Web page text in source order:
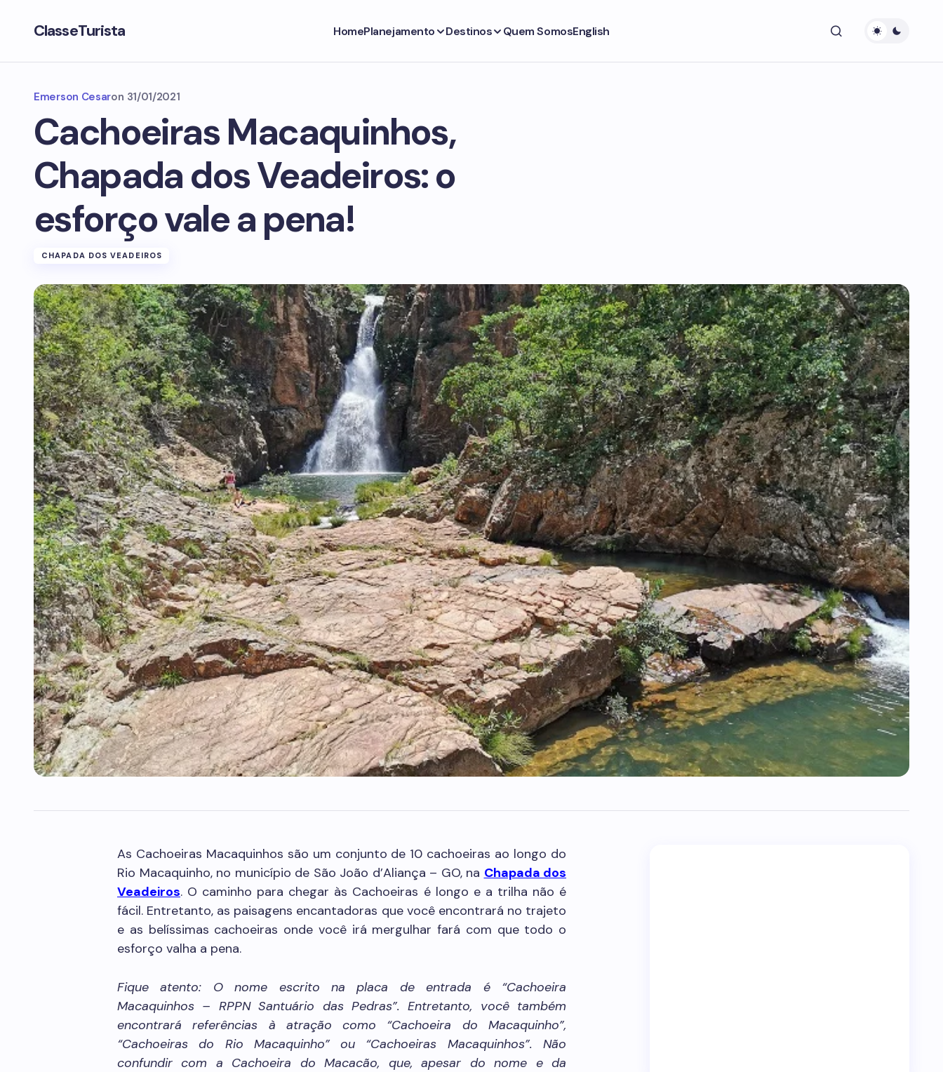
ClasseTurista HomePlanejamento Destinos Quem SomosEnglish
Emerson Cesaron 31/01/2021
Cachoeiras Macaquinhos,
Chapada dos Veadeiros: o
esforço vale a pena!
CHAPADA DOS VEADEIROS
As Cachoeiras Macaquinhos são um conjunto de 10 cachoeiras ao longo do
Rio Macaquinho, no município de São João d’Aliança – GO, na Chapada dos
Veadeiros. O caminho para chegar às Cachoeiras é longo e a trilha não é
fácil. Entretanto, as paisagens encantadoras que você encontrará no trajeto
e as belíssimas cachoeiras onde você irá mergulhar fará com que todo o
esforço valha a pena.
Fique atento: O nome escrito na placa de entrada é “Cachoeira
Macaquinhos – RPPN Santuário das Pedras”. Entretanto, você também
encontrará referências à atração como “Cachoeira do Macaquinho”,
“Cachoeiras do Rio Macaquinho” ou “Cachoeiras Macaquinhos”. Não
confundir com a Cachoeira do Macacão, que, apesar do nome e da